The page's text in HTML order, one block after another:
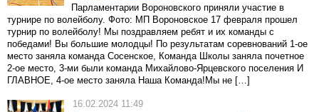
Парламентарии Вороновского приняли участие в
турнире по волейболу. Фото: МП Вороновское 17 февраля прошел
турнир по волейболу! Мы поздравляем ребят и их команды с
победами! Вы большие молодцы! По результатам соревнований 1-ое
место заняла команда Сосенское, Команда Школы заняла почетное
2-ое место, 3-ми были команда Михайлово-Ярцевского поселения И
ГЛАВНОЕ, 4-ое место заняла Наша Команда!Мы не […]
16.02.2024 11:49